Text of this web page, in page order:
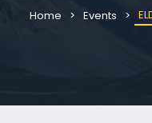
Home Events